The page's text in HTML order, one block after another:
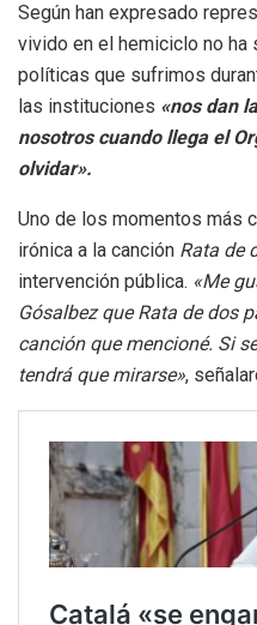
Según han expresado
vivido en el hemiciclo no
políticas que sufrimos
las instituciones «nos dan
nosotros cuando llega el
olvidar».
Uno de los momentos más
irónica a la canción Rata de
intervención pública. «Me
Gósalbez que Rata de dos
canción que mencioné. Si
tendrá que mirarse»,